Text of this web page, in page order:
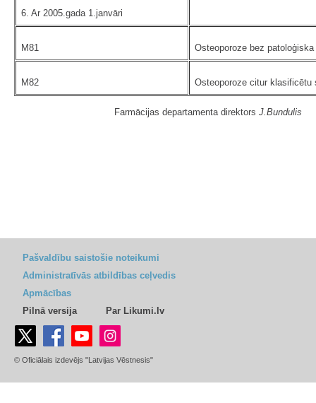
6. Ar 2005.gada 1.janvāri
M81 Osteoporoze bez
M82 Osteoporoze citur klasificētu
Farmācijas departamenta direktors J.Bundulis
Pašvaldību saistošie noteikumi
Administratīvās atbildības ceļvedis
Apmācības
Pilnā versija
Par Likumi.lv
© Oficiālais izdevējs "Latvijas Vēstnesis"